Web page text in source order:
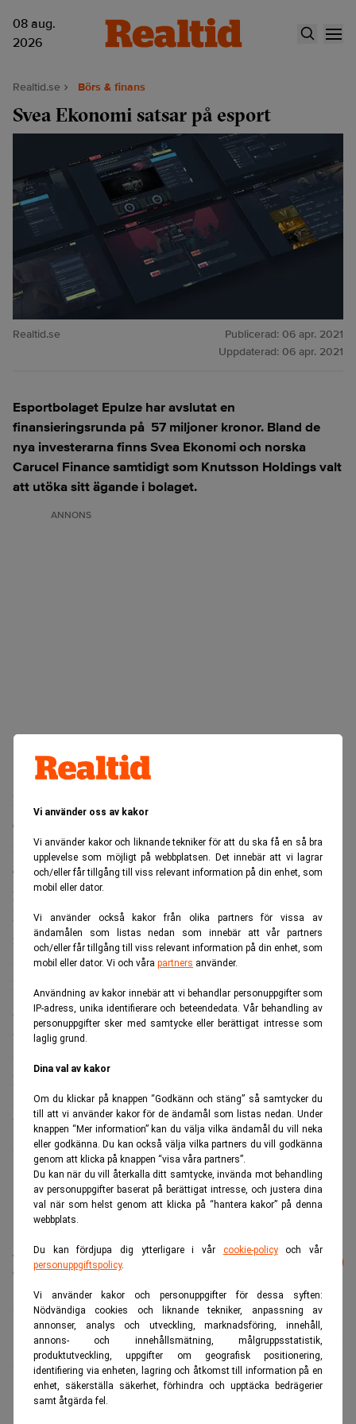
Vi använder oss av kakor
Vi använder kakor och liknande tekniker för att du ska få en så bra
upplevelse som möjligt på webbplatsen. Det innebär att vi lagrar
och/eller får tillgång till viss relevant information på din enhet, som
mobil eller dator.
Vi använder också kakor från olika partners för vissa av
ändamålen som listas nedan som innebär att vår partners
och/eller får tillgång till viss relevant information på din enhet, som
mobil eller dator. Vi och våra partners använder.
Användning av kakor innebär att vi behandlar personuppgifter som
IP-adress, unika identifierare och beteendedata. Vår behandling av
personuppgifter sker med samtycke eller berättigat intresse som
laglig grund.
Dina val av kakor
Om du klickar på knappen “Godkänn och stäng” så samtycker du
till att vi använder kakor för de ändamål som listas nedan. Under
knappen “Mer information” kan du välja vilka ändamål du vill neka
eller godkänna. Du kan också välja vilka partners du vill godkänna
genom att klicka på knappen “visa våra partners”.
Du kan när du vill återkalla ditt samtycke, invända mot behandling
av personuppgifter baserat på berättigat intresse, och justera dina
val när som helst genom att klicka på “hantera kakor” på denna
webbplats.
Du kan fördjupa dig ytterligare i vår cookie-policyoch vår
personuppgiftspolicy.
Vi använder kakor och personuppgifter för dessa syften:
Nödvändiga cookies och liknande tekniker, anpassning av
annonser, analys och utveckling, marknadsföring, innehåll,
annons- och innehållsmätning, målgruppsstatistik,
produktutveckling, uppgifter om geografisk positionering,
identifiering via enheten, lagring och åtkomst till information på en
enhet, säkerställa säkerhet, förhindra och upptäcka bedrägerier
samt åtgärda fel.
08 aug.
2026
Realtid.se Börs & finans
Svea Ekonomi satsar på esport
Realtid.se Publicerad: 06 apr. 2021
Uppdaterad: 06 apr. 2021
Esportbolaget Epulze har avslutat en
finansieringsrunda på 57 miljoner kronor. Bland de
nya investerarna finns Svea Ekonomi och norska
Carucel Finance samtidigt som Knutsson Holdings valt
att utöka sitt ägande i bolaget.
ANNONS
Epulze ger spelare av flera av de största datorspelen,
däribland Dota 2 och Counter-Strike: Global Offensive,
möjlighet att själva delta i turneringar, ligor och matcher
där en prispott står på spel. Det framgår av ett
pressmeddelande.
Epulze har sedan starten 2015 verksamhet världen över
med ett dotterbolag i Malaysia samt lokala kontor i
Singapore, Ukraina och Brasilien.
Den just avslutade finansieringsrundan gör att Epulze nu
går in i en ny expansiv fas med fokus på att attrahera fler
användare på nyckelmarknader genom att lägga till nya
proffsturneringar, influencers, offline-events och
sändningsproduktion av esport.
Vator Securities har agerat finansiell rådgivare till Epulze i
samband med transaktionen.
Läs mer från Realtid - vårt nyhetsbrev
är kostnadsfritt:
Svea Ekonomi
Realtid.se